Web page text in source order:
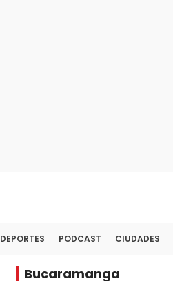
DEPORTES PODCAST CIUDADES
Bucaramanga